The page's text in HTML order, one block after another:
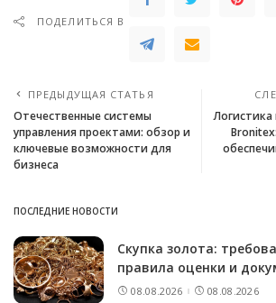
ПОДЕЛИТЬСЯ В
ПРЕДЫДУЩАЯ СТАТЬЯ
Отечественные системы
управления проектами: обзор и
ключевые возможности для
бизнеса
Логистика
ПОСЛЕДНИЕ НОВОСТИ
Скупка золота:
правила оценки и
08.08.2026 08.08.2026